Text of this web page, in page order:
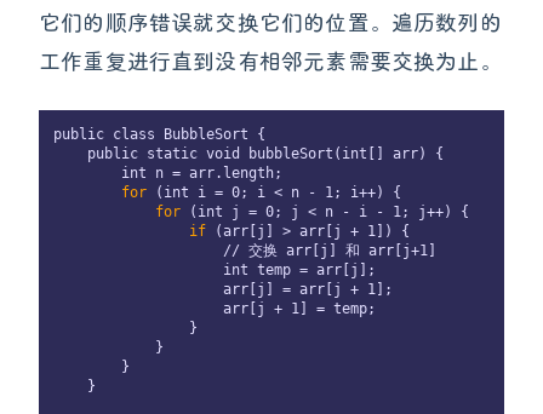
它们的顺序错误就交换它们的位置。遍历数列的
工作重复进行直到没有相邻元素需要交换为止。
public class BubbleSort {
    public static void bubbleSort(int[] arr) {
        int n = arr.length;
for (int i = 0; i < n - 1; i++) {
for (int j = 0; j < n - i - 1; j++) {
if (arr[j] > arr[j + 1]) {
                    // 交换 arr[j] 和 arr[j+1]
                    int temp = arr[j];
                    arr[j] = arr[j + 1];
                    arr[j + 1] = temp;
                }
            }
        }
    }